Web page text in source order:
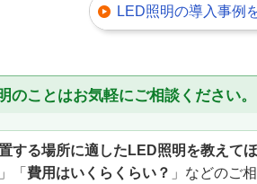
LED照明の導入事例
のことはお気軽にご相談ください。
する場所に適したLED照明を教えてほ
」「 費用はいくらくらい？ 」などのご相